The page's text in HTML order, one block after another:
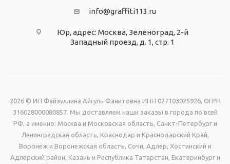
info@graffiti113.ru
Юр, адрес: Москва, Зеленоград, 2-й
Западный проезд, д. 1, стр. 1
2026 © ИП Файзуллина Айгуль Фанитовна ИНН 027103025926, ОГРН
316028000080857. Мы доставляем наши заказы в города по всей
РФ, а именно: Москва и Московская область, Санкт-Петербург и
Ленинградская область, Краснодар и Краснодарский Край,
Воронеж и Воронежская область, Сочи, Адлер, Хостинский и
Адлерский район, Казань и Республика Татарстан, Екатеринбург и